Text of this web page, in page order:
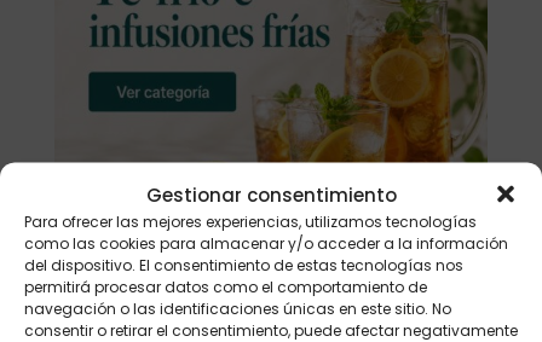
Gestionar consentimiento
Para ofrecer las mejores experiencias, utilizamos tecnologías
como las cookies para almacenar y/o acceder a la información
del dispositivo. El consentimiento de estas tecnologías nos
permitirá procesar datos como el comportamiento de
navegación o las identificaciones únicas en este sitio. No
consentir o retirar el consentimiento, puede afectar negativamente